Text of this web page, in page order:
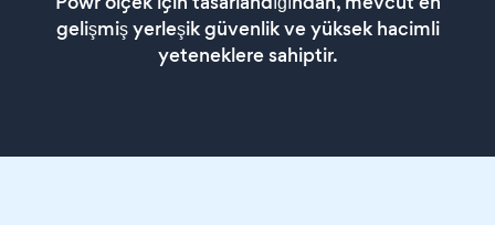
gelişmiş yerleşik güvenlik ve yüksek hacimli
yeteneklere sahiptir.